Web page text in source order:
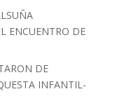
ENCUENTRO DE
DE
INFANTIL-